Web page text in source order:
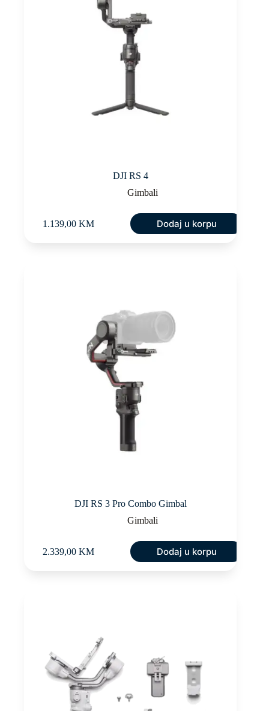
DJI RS 4
Gimbali
1.139,00 KM Dodaj u korpu
DJI RS 3 Pro Combo Gimbal
Gimbali
2.339,00 KM Dodaj u korpu